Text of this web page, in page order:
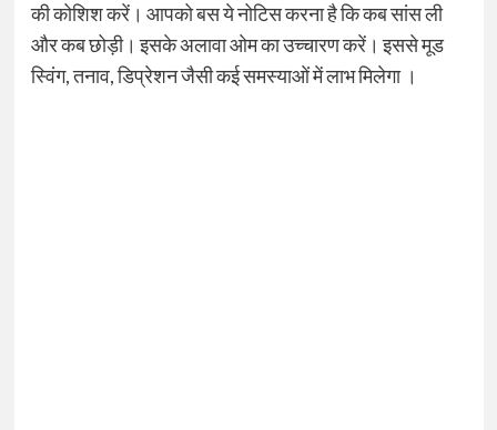
की कोशिश करें। आपको बस ये नोटिस करना है कि कब सांस ली
और कब छोड़ी। इसके अलावा ओम का उच्चारण करें। इससे मूड
स्विंग, तनाव, डिप्रेशन जैसी कई समस्याओं में लाभ मिलेगा ।